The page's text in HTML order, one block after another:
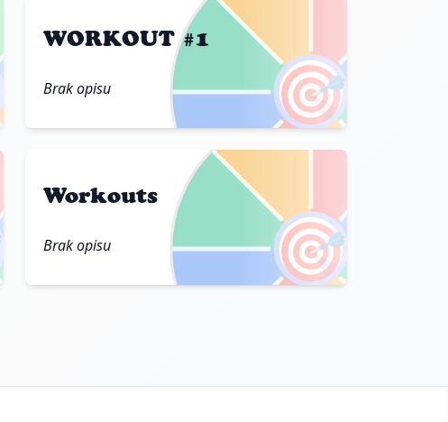
🎯
WORKOUT #1
Brak opisu
🎯
Workouts
Brak opisu